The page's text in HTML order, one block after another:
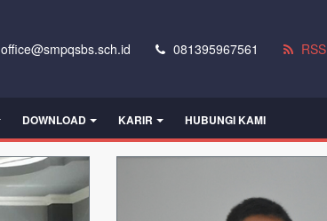
office@smpqsbs.sch.id 081395967561 RSS
DOWNLOAD KARIR HUBUNGI KAMI